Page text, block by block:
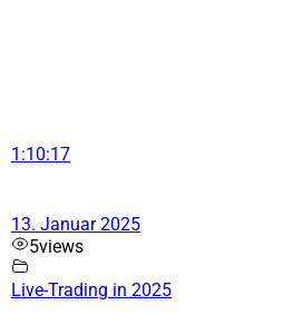
1:10:17
13. Januar 2025
5views
Live-Trading in 2025